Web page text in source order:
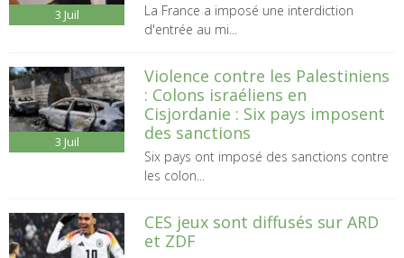
3 Juil
La France a imposé une interdiction
d'entrée au mi...
3 Juil
Violence contre les Palestiniens
: Colons israéliens en
Cisjordanie : Six pays imposent
des sanctions
Six pays ont imposé des sanctions contre
les colon...
CES jeux sont diffusés sur ARD
et ZDF